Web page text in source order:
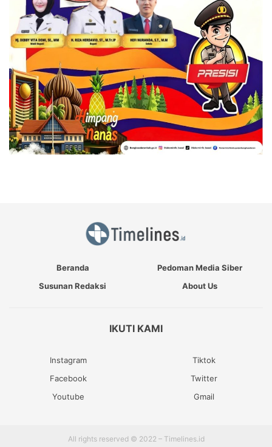
Beranda
Pedoman Media Siber
Susunan Redaksi
About Us
IKUTI KAMI
Instagram
Tiktok
Facebook
Twitter
Youtube
Gmail
All rights reserved © 2022 – Timelines.id